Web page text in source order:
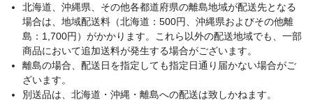
北海道、沖縄県、その他各都道府県の離島地域が配送先となる
場合は、地域配送料（北海道：500円、沖縄県およびその他離
島：1,700円）がかかります。これら以外の配送地域でも、一部
商品において追加送料が発生する場合がございます。
離島の場合、配送日を指定しても指定日通り届かない場合がご
ざいます。
別送品は、北海道・沖縄・離島への配送は致しかねます。